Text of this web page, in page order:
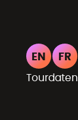
EN FR
Tourdaten